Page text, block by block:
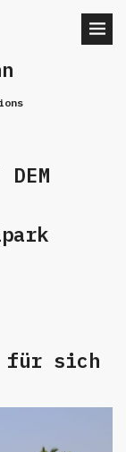
für sich